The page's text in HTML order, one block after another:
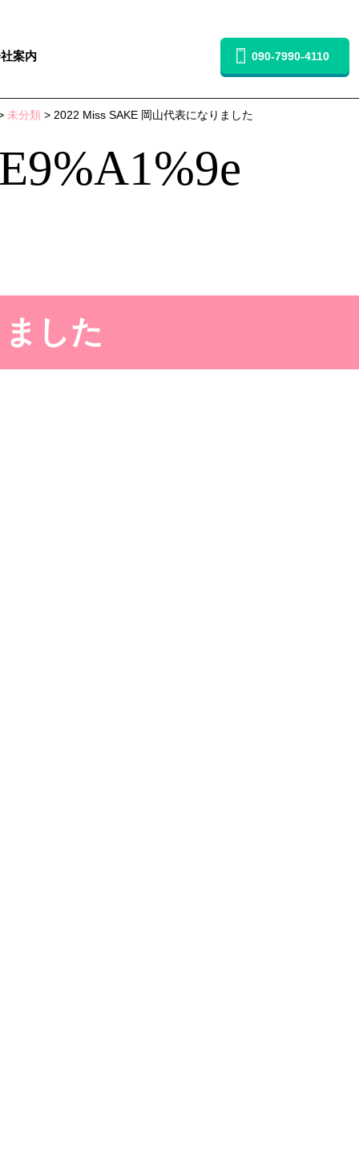
案内 090-7990-4110
未分類 > 2022 Miss SAKE 岡山代表になりました
した